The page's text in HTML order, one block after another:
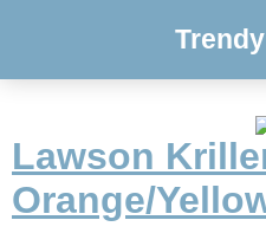
Lawson
Orange/